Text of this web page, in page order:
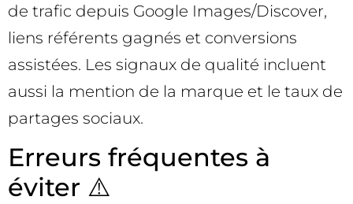
de trafic depuis Google Images/Discover,
liens référents gagnés et conversions
assistées. Les signaux de qualité incluent
aussi la mention de la marque et le taux de
partages sociaux.
Erreurs fréquentes à
éviter ⚠️